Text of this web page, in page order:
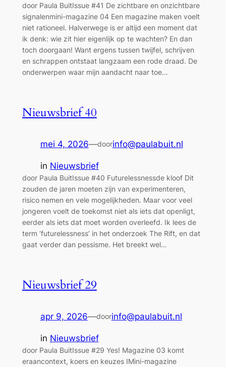
door Paula BuitIssue #41 De zichtbare en onzichtbare
signalenmini-magazine 04 Een magazine maken voelt
niet rationeel. Halverwege is er altijd een moment dat
ik denk: wie zit hier eigenlijk op te wachten? En dan
toch doorgaan! Want ergens tussen twijfel, schrijven
en schrappen ontstaat langzaam een rode draad. De
onderwerpen waar mijn aandacht naar toe…
Nieuwsbrief 40
mei 4, 2026—doorinfo@paulabuit.nl
in Nieuwsbrief
door Paula BuitIssue #40 Futurelessnessde kloof Dit
zouden de jaren moeten zijn van experimenteren,
risico nemen en vele mogelijkheden. Maar voor veel
jongeren voelt de toekomst niet als iets dat openligt,
eerder als iets dat moet worden overleefd. Ik lees de
term ‘futurelessness’ in het onderzoek The Rift, en dat
gaat verder dan pessisme. Het breekt wel…
Nieuwsbrief 29
apr 9, 2026—doorinfo@paulabuit.nl
in Nieuwsbrief
door Paula BuitIssue #29 Yes! Magazine 03 komt
eraancontext, koers en keuzes IMini-magazine